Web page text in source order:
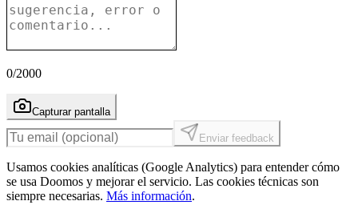
0/2000
Capturar pantalla
Enviar feedback
Usamos cookies analíticas (Google Analytics) para entender cómo
se usa Doomos y mejorar el servicio. Las cookies técnicas son
siempre necesarias. Más información.